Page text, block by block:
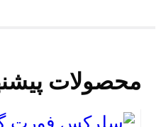
محصولات